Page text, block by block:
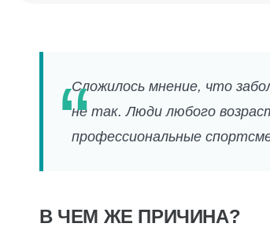
Сложилось мнение, что
не так. Люди любого
профессиональные
В ЧЕМ ЖЕ ПРИЧИНА?